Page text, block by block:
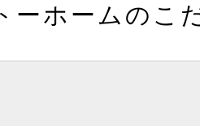
ーホームのこ